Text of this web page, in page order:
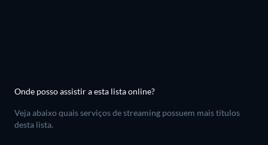
Onde posso assistir a esta lista online?
Veja abaixo quais serviços de streaming possuem mais títulos
desta lista.